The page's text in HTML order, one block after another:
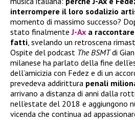
interrompere il loro sodalizio
momento di massimo successo?
stato finalmenteJ-Ax a
fatti, svelando un retroscena
Ospite del podcast The BSMTdi
milanese ha parlato della fine
dell’amicizia con Fedez e di un
prevedeva addirittura penali
arrivano a distanza di anni dalla
nell’estate del 2018 e aggiungono
vicenda che continua ad